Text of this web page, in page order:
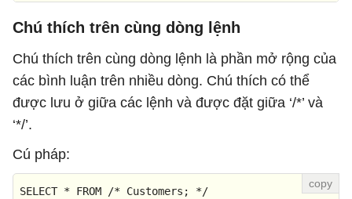
Chú thích trên cùng dòng lệnh
Chú thích trên cùng dòng lệnh là phần mở rộng của
các bình luận trên nhiều dòng. Chú thích có thể
được lưu ở giữa các lệnh và được đặt giữa ‘/*’ và
‘*/’.
Cú pháp:
SELECT * FROM /* Customers; */